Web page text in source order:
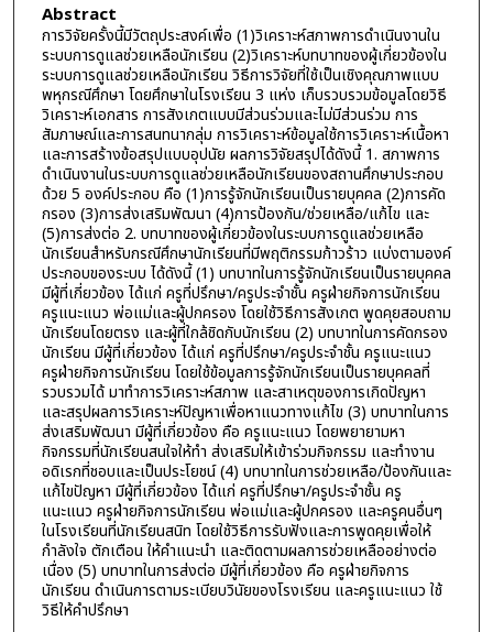
Abstract
การวิจัยครั้งนี้มีวัตถุประสงค์เพื่อ (1)วิเคราะห์สภาพการดำเนินงานใน
ระบบการดูแลช่วยเหลือนักเรียน (2)วิเคราะห์บทบาทของผู้เกี่ยวข้องใน
ระบบการดูแลช่วยเหลือนักเรียน วิธีการวิจัยที่ใช้เป็นเชิงคุณภาพแบบ
พหุกรณีศึกษา โดยศึกษาในโรงเรียน 3 แห่ง เก็บรวบรวมข้อมูลโดยวิธี
วิเคราะห์เอกสาร การสังเกตแบบมีส่วนร่วมและไม่มีส่วนร่วม การ
สัมภาษณ์และการสนทนากลุ่ม การวิเคราะห์ข้อมูลใช้การวิเคราะห์เนื้อหา
และการสร้างข้อสรุปแบบอุปนัย ผลการวิจัยสรุปได้ดังนี้ 1. สภาพการ
ดำเนินงานในระบบการดูแลช่วยเหลือนักเรียนของสถานศึกษาประกอบ
ด้วย 5 องค์ประกอบ คือ (1)การรู้จักนักเรียนเป็นรายบุคคล (2)การคัด
กรอง (3)การส่งเสริมพัฒนา (4)การป้องกัน/ช่วยเหลือ/แก้ไข และ
(5)การส่งต่อ 2. บทบาทของผู้เกี่ยวข้องในระบบการดูแลช่วยเหลือ
นักเรียนสำหรับกรณีศึกษานักเรียนที่มีพฤติกรรมก้าวร้าว แบ่งตามองค์
ประกอบของระบบ ได้ดังนี้ (1) บทบาทในการรู้จักนักเรียนเป็นรายบุคคล
มีผู้ที่เกี่ยวข้อง ได้แก่ ครูที่ปรึกษา/ครูประจำชั้น ครูฝ่ายกิจการนักเรียน
ครูแนะแนว พ่อแม่และผู้ปกครอง โดยใช้วิธีการสังเกต พูดคุยสอบถาม
นักเรียนโดยตรง และผู้ที่ใกล้ชิดกับนักเรียน (2) บทบาทในการคัดกรอง
นักเรียน มีผู้ที่เกี่ยวข้อง ได้แก่ ครูที่ปรึกษา/ครูประจำชั้น ครูแนะแนว
ครูฝ่ายกิจการนักเรียน โดยใช้ข้อมูลการรู้จักนักเรียนเป็นรายบุคคลที่
รวบรวมได้ มาทำการวิเคราะห์สภาพ และสาเหตุของการเกิดปัญหา
และสรุปผลการวิเคราะห์ปัญหาเพื่อหาแนวทางแก้ไข (3) บทบาทในการ
ส่งเสริมพัฒนา มีผู้ที่เกี่ยวข้อง คือ ครูแนะแนว โดยพยายามหา
กิจกรรมที่นักเรียนสนใจให้ทำ ส่งเสริมให้เข้าร่วมกิจกรรม และทำงาน
อดิเรกที่ชอบและเป็นประโยชน์ (4) บทบาทในการช่วยเหลือ/ป้องกันและ
แก้ไขปัญหา มีผู้ที่เกี่ยวข้อง ได้แก่ ครูที่ปรึกษา/ครูประจำชั้น ครู
แนะแนว ครูฝ่ายกิจการนักเรียน พ่อแม่และผู้ปกครอง และครูคนอื่นๆ
ในโรงเรียนที่นักเรียนสนิท โดยใช้วิธีการรับฟังและการพูดคุยเพื่อให้
กำลังใจ ตักเตือน ให้คำแนะนำ และติดตามผลการช่วยเหลืออย่างต่อ
เนื่อง (5) บทบาทในการส่งต่อ มีผู้ที่เกี่ยวข้อง คือ ครูฝ่ายกิจการ
นักเรียน ดำเนินการตามระเบียบวินัยของโรงเรียน และครูแนะแนว ใช้
วิธีให้คำปรึกษา